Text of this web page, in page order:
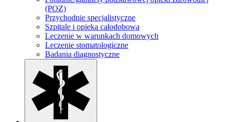
(POZ)
Przychodnie specjalistyczne
Szpitale i opieka całodobowa
Leczenie w warunkach domowych
Leczenie stomatologiczne
Badania diagnostyczne